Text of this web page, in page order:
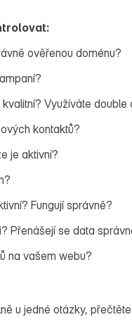
ověřenou doménu?
Využíváte double
kontaktů?
je aktivní?
Fungují správně?
Přenášejí se data
na vašem webu?
u jedné otázky,